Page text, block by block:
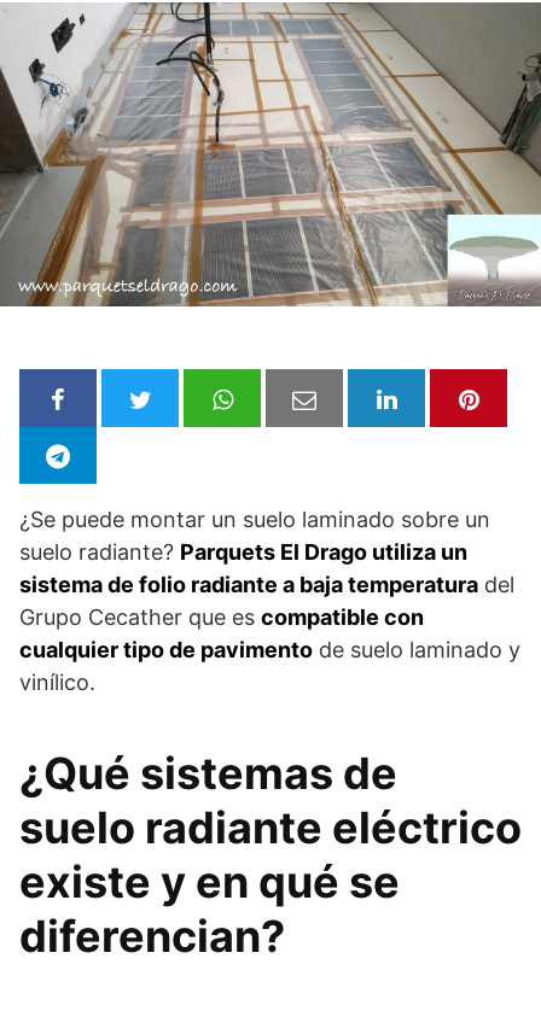
¿Se puede montar un suelo laminado sobre un
suelo radiante? Parquets El Drago utiliza un
sistema de folio radiante a baja temperatura del
Grupo Cecather que es compatible con
cualquier tipo de pavimento de suelo laminado y
vinílico.
¿Qué sistemas de
suelo radiante eléctrico
existe y en qué se
diferencian?